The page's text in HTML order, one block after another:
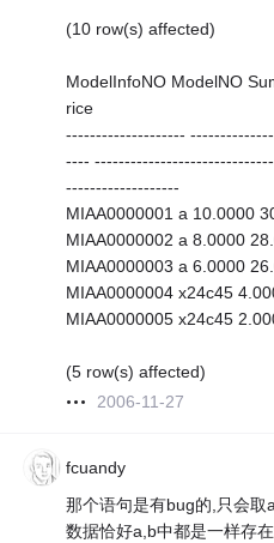
(10 row(s) affected)
ModelInfoNO ModelNO
rice
--------------------
----
-------------------
MIAA0000001 a 10.0000
MIAA0000002 a 8.0000
MIAA0000003 a 6.0000
MIAA0000004 x24c45
MIAA0000005 x24c45
(5 row(s) affected)
2006-11-27
fcuandy
那个语句是有bug的,只会取
数据恰好a,b中都是一样存